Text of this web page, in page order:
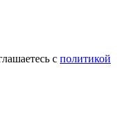
с политикой